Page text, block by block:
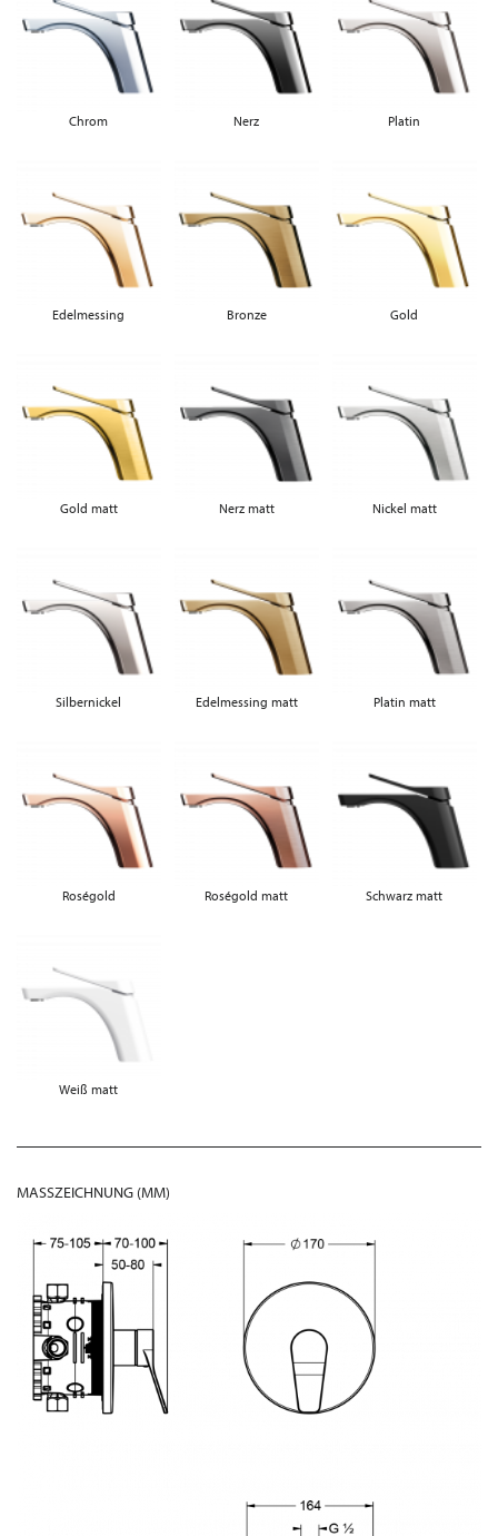
Chrom Nerz Platin
Edelmessing Bronze Gold
Gold matt Nerz matt Nickel matt
Silbernickel Edelmessing matt Platin matt
Roségold Roségold matt Schwarz matt
Weiß matt
MASSZEICHNUNG (MM)